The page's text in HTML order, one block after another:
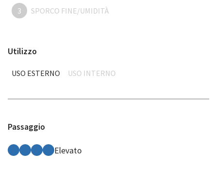
3 SPORCO FINE/UMIDITÀ
Utilizzo
USO ESTERNO USO INTERNO
Passaggio
Elevato